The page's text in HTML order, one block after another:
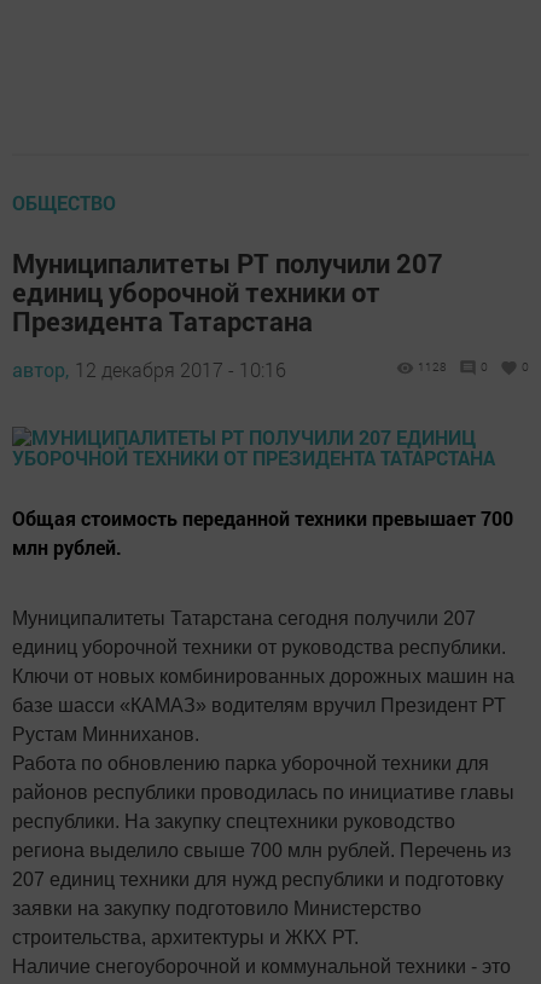
ОБЩЕСТВО
Муниципалитеты РТ получили 207
единиц уборочной техники от
Президента Татарстана
автор, 12 декабря 2017 - 10:16 1128 0 0
Общая стоимость переданной техники превышает 700
млн рублей.
Муниципалитеты Татарстана сегодня получили 207
единиц уборочной техники от руководства республики.
Ключи от новых комбинированных дорожных машин на
базе шасси «КАМАЗ» водителям вручил Президент РТ
Рустам Минниханов.
Работа по обновлению парка уборочной техники для
районов республики проводилась по инициативе главы
республики. На закупку спецтехники руководство
региона выделило свыше 700 млн рублей. Перечень из
207 единиц техники для нужд республики и подготовку
заявки на закупку подготовило Министерство
строительства, архитектуры и ЖКХ РТ.
Наличие снегоуборочной и коммунальной техники - это